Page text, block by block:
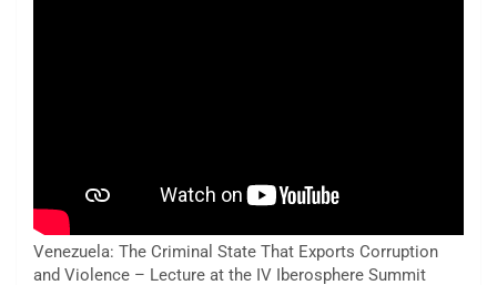
Venezuela: The Criminal State That Exports Corruption
and Violence – Lecture at the IV Iberosphere Summit